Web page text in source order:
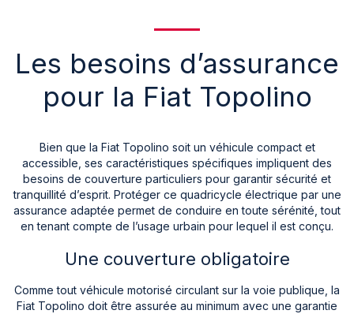
Les besoins d’assurance
pour la Fiat Topolino
Bien que la Fiat Topolino soit un véhicule compact et
accessible, ses caractéristiques spécifiques impliquent des
besoins de couverture particuliers pour garantir sécurité et
tranquillité d’esprit. Protéger ce quadricycle électrique par une
assurance adaptée permet de conduire en toute sérénité, tout
en tenant compte de l’usage urbain pour lequel il est conçu.
Une couverture obligatoire
Comme tout véhicule motorisé circulant sur la voie publique, la
Fiat Topolino doit être assurée au minimum avec une garantie